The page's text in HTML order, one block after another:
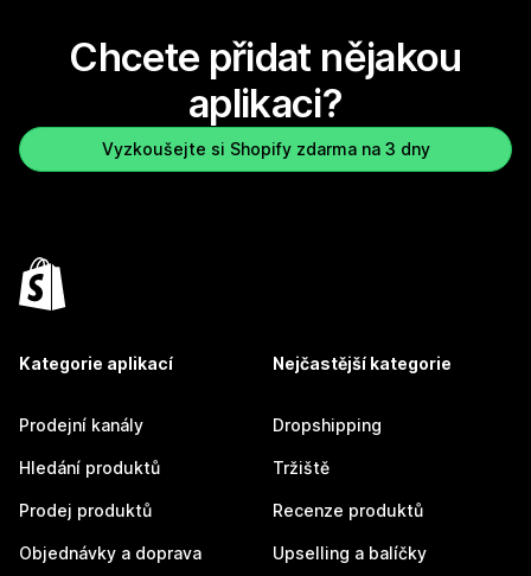
Chcete přidat nějakou
aplikaci?
Vyzkoušejte si Shopify zdarma na 3 dny
Kategorie aplikací
Prodejní kanály
Hledání produktů
Prodej produktů
Objednávky a doprava
Nejčastější kategorie
Dropshipping
Tržiště
Recenze produktů
Upselling a balíčky